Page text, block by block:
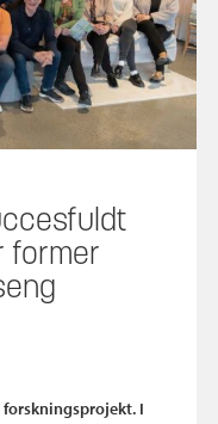
former
I